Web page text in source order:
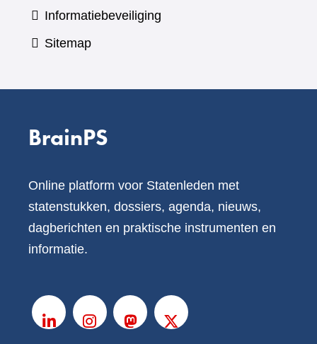
Informatiebeveiliging
Sitemap
BrainPS
Online platform voor Statenleden met
statenstukken, dossiers, agenda, nieuws,
dagberichten en praktische instrumenten en
informatie.